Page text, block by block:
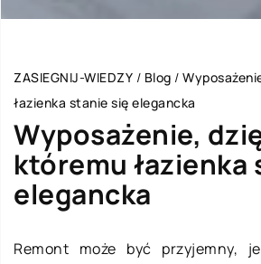
ZASIEGNIJ-WIEDZY / Blog /
łazienka stanie się elegancka
Wyposażenie,
któremu łazienka
elegancka
Remont może być przyjemny,